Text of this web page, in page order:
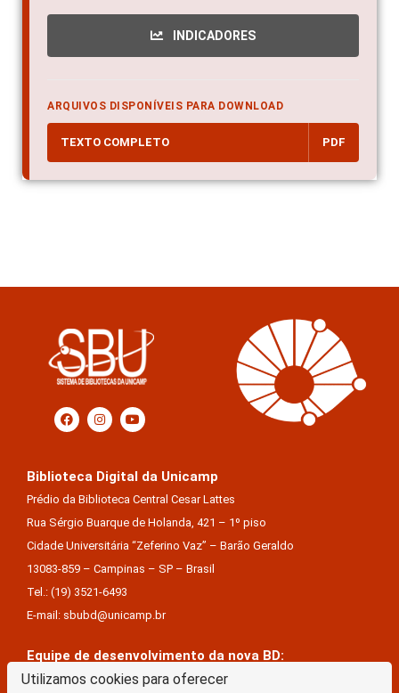
Utilizamos cookies para oferecer
INDICADORES
ARQUIVOS DISPONÍVEIS PARA DOWNLOAD
TEXTO COMPLETO PDF
Biblioteca Digital da Unicamp
Prédio da Biblioteca Central Cesar Lattes
Rua Sérgio Buarque de Holanda, 421 – 1º piso
Cidade Universitária “Zeferino Vaz” – Barão Geraldo
13083-859 – Campinas – SP – Brasil
Tel.: (19) 3521-6493
E-mail: sbubd@unicamp.br
Equipe de desenvolvimento da nova BD:
Keite Aparecida Duarte